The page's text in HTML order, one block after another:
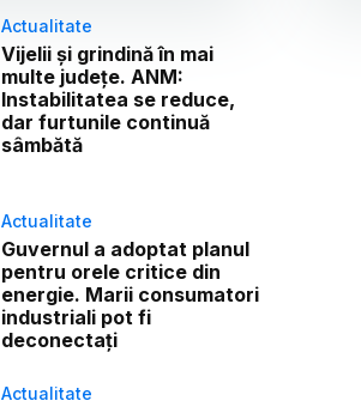
Actualitate
Vijelii și grindină în mai
multe județe. ANM:
Instabilitatea se reduce,
dar furtunile continuă
sâmbătă
Actualitate
Guvernul a adoptat planul
pentru orele critice din
energie. Marii consumatori
industriali pot fi
deconectați
Actualitate